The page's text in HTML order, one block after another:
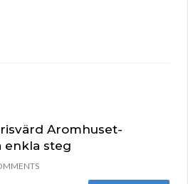
Aromhuset-
enkla steg